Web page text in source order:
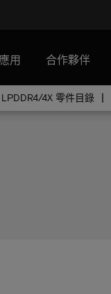
用 合作夥伴
LPDDR4/4X 零件目錄